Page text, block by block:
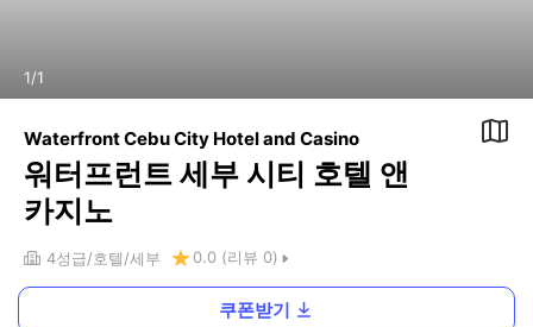
1/1
Waterfront Cebu City Hotel and Casino
워터프런트 세부 시티 호텔 앤
카지노
4성급 호텔 세부 0.0 (리뷰 0)
쿠폰받기